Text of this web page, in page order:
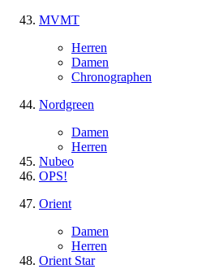
MVMT
Herren
Damen
Chronographen
Nordgreen
Damen
Herren
Nubeo
OPS!
Orient
Damen
Herren
Orient Star